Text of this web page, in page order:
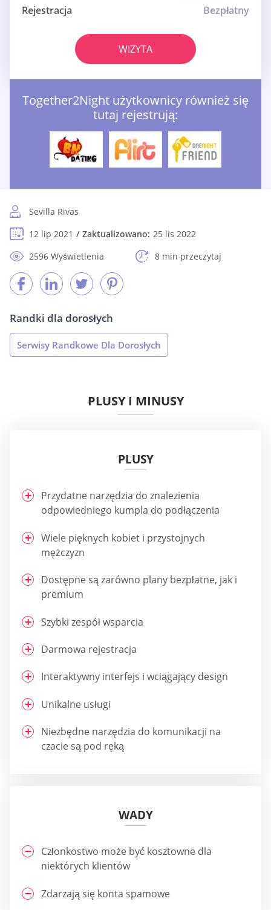
Rejestracja
Bezpłatny
WIZYTA
Together2Night użytkownicy również się
tutaj rejestrują:
Sevilla Rivas
12 lip 2021
Zaktualizowano: 25 lis 2022
2596 Wyświetlenia
8 min przeczytaj
Randki dla dorosłych
Serwisy Randkowe Dla Dorosłych
PLUSY I MINUSY
PLUSY
Przydatne narzędzia do znalezienia
odpowiedniego kumpla do podłączenia
Wiele pięknych kobiet i przystojnych
mężczyzn
Dostępne są zarówno plany bezpłatne, jak i
premium
Szybki zespół wsparcia
Darmowa rejestracja
Interaktywny interfejs i wciągający design
Unikalne usługi
Niezbędne narzędzia do komunikacji na
czacie są pod ręką
WADY
Członkostwo może być kosztowne dla
niektórych klientów
Zdarzają się konta spamowe